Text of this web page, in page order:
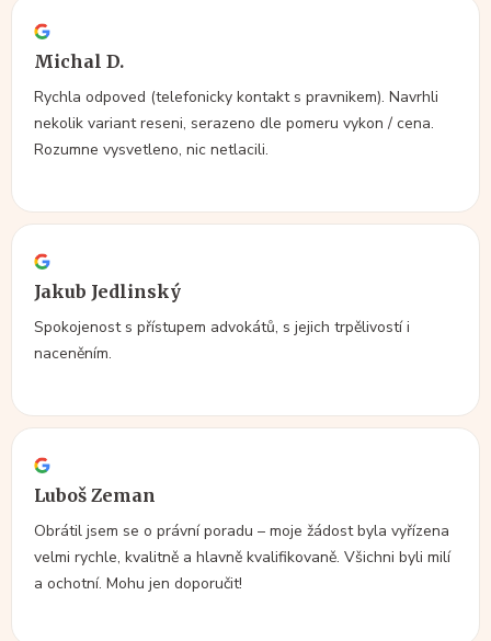
Michal D.
Rychla odpoved (telefonicky kontakt s pravnikem). Navrhli
nekolik variant reseni, serazeno dle pomeru vykon / cena.
Rozumne vysvetleno, nic netlacili.
Jakub Jedlinský
Spokojenost s přístupem advokátů, s jejich trpělivostí i
naceněním.
Luboš Zeman
Obrátil jsem se o právní poradu – moje žádost byla vyřízena
velmi rychle, kvalitně a hlavně kvalifikovaně. Všichni byli milí
a ochotní. Mohu jen doporučit!